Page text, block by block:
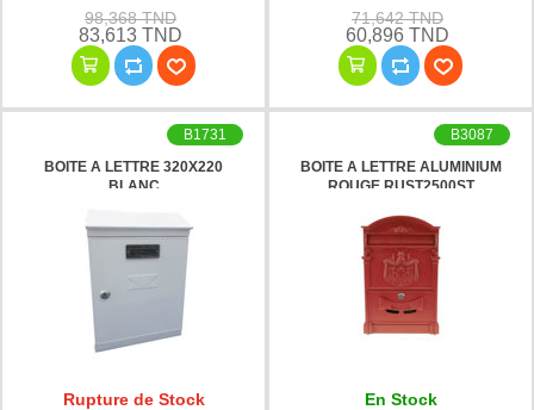
98,368 TND
83,613 TND
71,642 TND
60,896 TND
BOITE A LETTRE 320X220
BLANC
B1731
Rupture de Stock
BOITE A LETTRE ALUMINIUM
ROUGE RUST2500ST
B3087
En Stock